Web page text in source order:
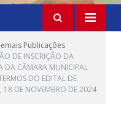
Publicações
DE INSCRIÇÃO DA
DA CÂMARA MUNICIPAL
DO EDITAL DE
18 DE NOVEMBRO DE 2024